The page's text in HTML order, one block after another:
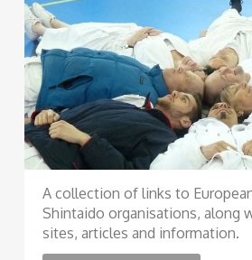
A collection of links to
Shintaido organisations, along
sites, articles and information.